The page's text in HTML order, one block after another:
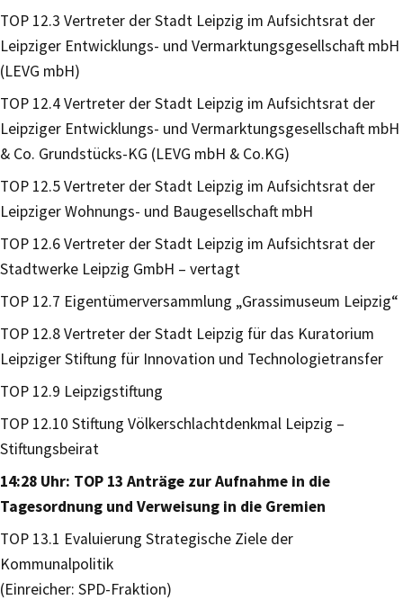
TOP 12.3 Vertreter der Stadt Leipzig im Aufsichtsrat der
Leipziger Entwicklungs- und Vermarktungsgesellschaft mbH
(LEVG mbH)
TOP 12.4 Vertreter der Stadt Leipzig im Aufsichtsrat der
Leipziger Entwicklungs- und Vermarktungsgesellschaft mbH
& Co. Grundstücks-KG (LEVG mbH & Co.KG)
TOP 12.5 Vertreter der Stadt Leipzig im Aufsichtsrat der
Leipziger Wohnungs- und Baugesellschaft mbH
TOP 12.6 Vertreter der Stadt Leipzig im Aufsichtsrat der
Stadtwerke Leipzig GmbH – vertagt
TOP 12.7 Eigentümerversammlung „Grassimuseum Leipzig“
TOP 12.8 Vertreter der Stadt Leipzig für das Kuratorium
Leipziger Stiftung für Innovation und Technologietransfer
TOP 12.9 Leipzigstiftung
TOP 12.10 Stiftung Völkerschlachtdenkmal Leipzig –
Stiftungsbeirat
14:28 Uhr: TOP 13 Anträge zur Aufnahme in die
Tagesordnung und Verweisung in die Gremien
TOP 13.1 Evaluierung Strategische Ziele der
Kommunalpolitik
(Einreicher: SPD-Fraktion)